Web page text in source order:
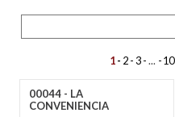
1 2 3 ... 10
00044 - LA
CONVENIENCIA